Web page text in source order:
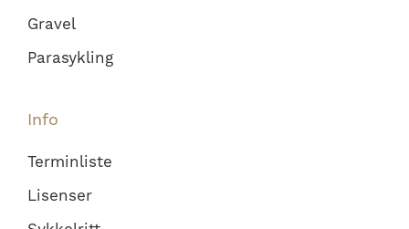
Gravel
Parasykling
Info
Terminliste
Lisenser